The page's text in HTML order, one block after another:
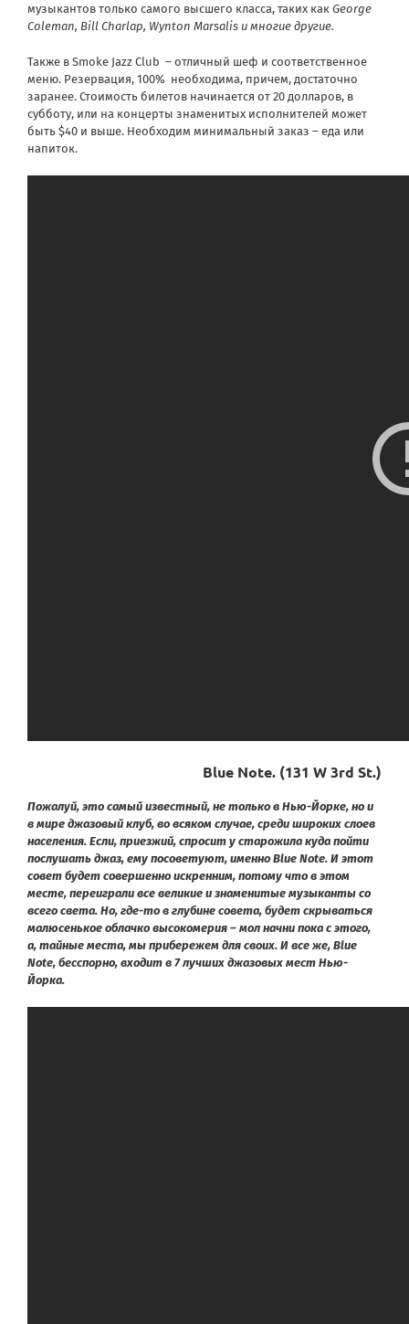
музыкантов только самого высшего класса, таких как George
Coleman, Bill Charlap, Wynton Marsalis и многие другие.
Также в Smoke Jazz Club – отличный шеф и соответственное
меню. Резервация, 100% необходима, причем, достаточно
заранее. Стоимость билетов начинается от 20 долларов, в
субботу, или на концерты знаменитых исполнителей может
быть $40 и выше. Необходим минимальный заказ – еда или
напиток.
Blue Note. (131 W 3rd St.)
Пожалуй, это самый известный, не только в Нью-Йорке, но и
в мире джазовый клуб, во всяком случае, среди широких слоев
населения. Если, приезжий, спросит у старожила куда пойти
послушать джаз, ему посоветуют, именно Blue Note. И этот
совет будет совершенно искренним, потому что в этом
месте, переиграли все великие и знаменитые музыканты со
всего света. Но, где-то в глубине совета, будет скрываться
малюсенькое облачко высокомерия – мол начни пока с этого,
а, тайные места, мы прибережем для своих. И все же, Blue
Note, бесспорно, входит в 7 лучших джазовых мест Нью-
Йорка.